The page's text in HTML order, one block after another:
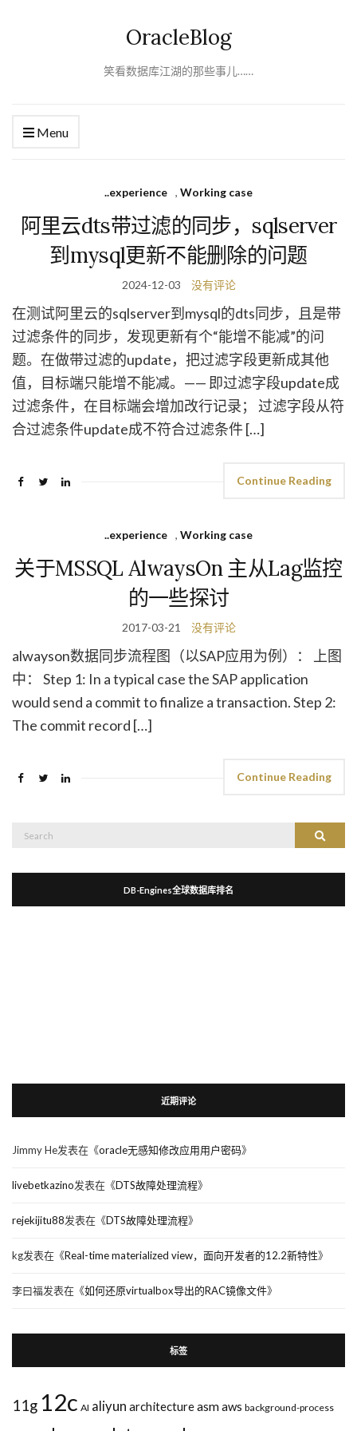
OracleBlog
笑看数据库江湖的那些事儿……
Menu
..experience , Working case
阿里云dts带过滤的同步，sqlserver
到mysql更新不能删除的问题
2024-12-03 没有评论
在测试阿里云的sqlserver到mysql的dts同步，且是带
过滤条件的同步，发现更新有个“能增不能减”的问
题。在做带过滤的update，把过滤字段更新成其他
值，目标端只能增不能减。—— 即过滤字段update成
过滤条件，在目标端会增加改行记录； 过滤字段从符
合过滤条件update成不符合过滤条件 […]
Continue Reading
..experience , Working case
关于MSSQL AlwaysOn 主从Lag监控
的一些探讨
2017-03-21 没有评论
alwayson数据同步流程图（以SAP应用为例）： 上图
中： Step 1: In a typical case the SAP application
would send a commit to finalize a transaction. Step 2:
The commit record […]
Continue Reading
Search
DB-Engines全球数据库排名
近期评论
Jimmy He发表在《oracle无感知修改应用用户密码》
livebetkazino发表在《DTS故障处理流程》
rejekijitu88发表在《DTS故障处理流程》
kg发表在《Real-time materialized view，面向开发者的12.2新特性》
李曰福发表在《如何还原virtualbox导出的RAC镜像文件》
标签
11g 12c AI aliyun architectureasmaws background-process